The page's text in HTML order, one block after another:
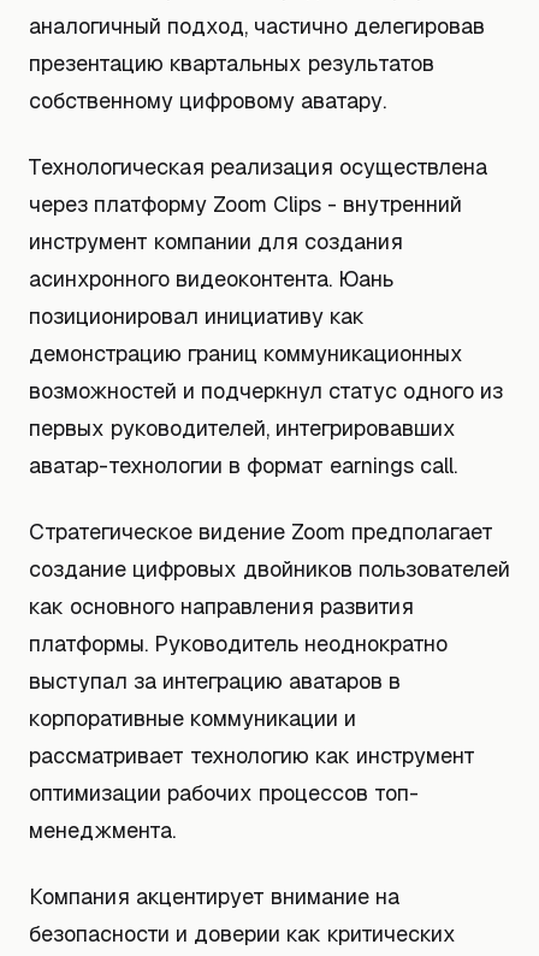
аналогичный подход, частично делегировав
презентацию квартальных результатов
собственному цифровому аватару.
Технологическая реализация осуществлена
через платформу Zoom Clips - внутренний
инструмент компании для создания
асинхронного видеоконтента. Юань
позиционировал инициативу как
демонстрацию границ коммуникационных
возможностей и подчеркнул статус одного из
первых руководителей, интегрировавших
аватар-технологии в формат earnings call.
Стратегическое видение Zoom предполагает
создание цифровых двойников пользователей
как основного направления развития
платформы. Руководитель неоднократно
выступал за интеграцию аватаров в
корпоративные коммуникации и
рассматривает технологию как инструмент
оптимизации рабочих процессов топ-
менеджмента.
Компания акцентирует внимание на
безопасности и доверии как критических